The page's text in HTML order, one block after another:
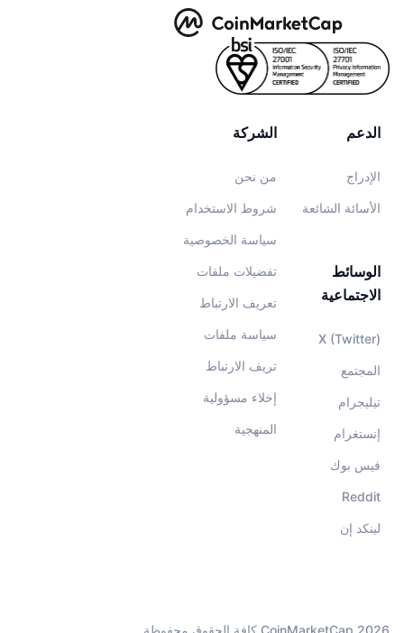
الشركة
من نحن
شروط الاستخدام
سياسة الخصوصية
تفضيلات ملفات
تعريف الارتباط
سياسة ملفات
تريف الارتباط
إخلاء مسؤولية
المنهجية
الدعم
الإدراج
الأسائة الشائعة
الوسائط
الاجتماعية
X (Twitter)
المجتمع
تيليجرام
إنستغرام
فيس بوك
Reddit
لينكد إن
CoinMarketCap 2026 كافة الحقوق محفوظة